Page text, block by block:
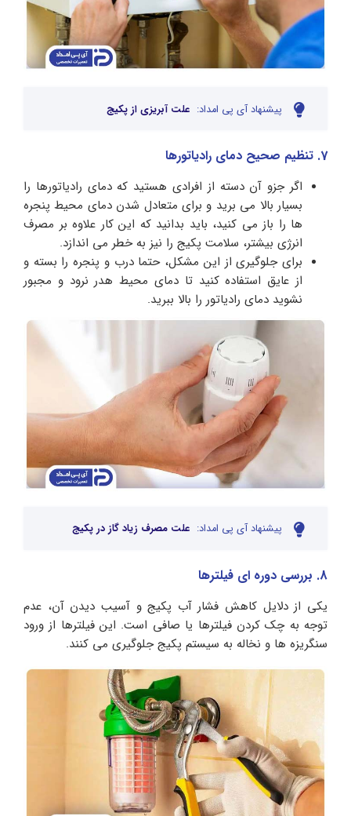
پیشنهاد آی پی امداد: علت آبریزی از پکیج
7. تنظیم صحیح دمای رادیاتورها
اگر جزو آن دسته از افرادی هستید که دمای رادیاتورها را
بسیار بالا می برید و برای متعادل شدن دمای محیط پنجره
ها را باز می کنید، باید بدانید که این کار علاوه بر مصرف
انرژی بیشتر، سلامت پکیج را نیز به خطر می اندازد.
برای جلوگیری از این مشکل، حتما درب و پنجره را بسته و
از عایق استفاده کنید تا دمای محیط هدر نرود و مجبور
نشوید دمای رادیاتور را بالا ببرید.
پیشنهاد آی پی امداد: علت مصرف زیاد گاز در پکیج
8. بررسی دوره ای فیلترها
یکی از دلایل کاهش فشار آب پکیج و آسیب دیدن آن، عدم
توجه به چک کردن فیلترها یا صافی است. این فیلترها از ورود
سنگریزه ها و نخاله به سیستم پکیج جلوگیری می کنند.